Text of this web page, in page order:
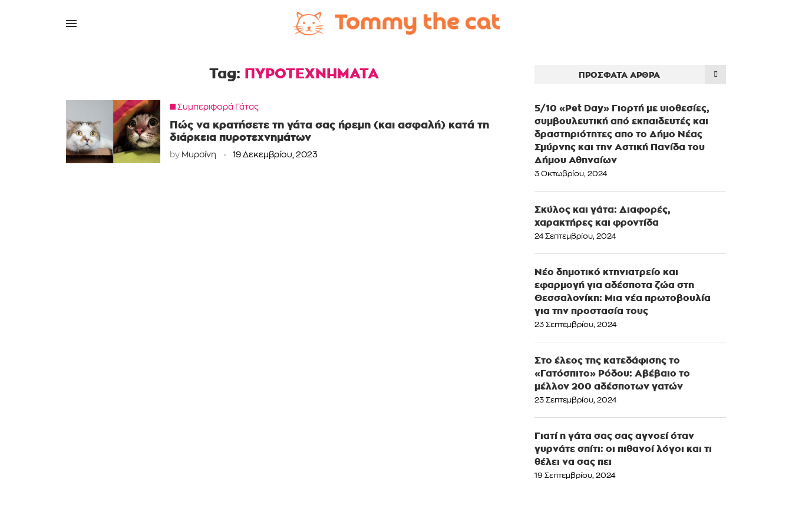
Tag: ΠΥΡΟΤΕΧΝΗΜΑΤΑ
Συμπεριφορά Γάτας
Πώς να κρατήσετε τη γάτα σας ήρεμη (και ασφαλή) κατά τη
διάρκεια πυροτεχνημάτων
by Μυρσίνη 19 Δεκεμβρίου, 2023
ΠΡΌΣΦΑΤΑ ΆΡΘΡΑ
5/10 «Pet Day» Γιορτή με υιοθεσίες,
συμβουλευτική από εκπαιδευτές και
δραστηριότητες απο το Δήμο Νέας
Σμύρνης και την Αστική Πανίδα του
Δήμου Αθηναίων
3 Οκτωβρίου, 2024
Σκύλος και γάτα: Διαφορές,
χαρακτήρες και φροντίδα
24 Σεπτεμβρίου, 2024
Νέο δημοτικό κτηνιατρείο και
εφαρμογή για αδέσποτα ζώα στη
Θεσσαλονίκη: Μια νέα πρωτοβουλία
για την προστασία τους
23 Σεπτεμβρίου, 2024
Στο έλεος της κατεδάφισης το
«Γατόσπιτο» Ρόδου: Αβέβαιο το
μέλλον 200 αδέσποτων γατών
23 Σεπτεμβρίου, 2024
Γιατί η γάτα σας σας αγνοεί όταν
γυρνάτε σπίτι: οι πιθανοί λόγοι και τι
θέλει να σας πει
19 Σεπτεμβρίου, 2024